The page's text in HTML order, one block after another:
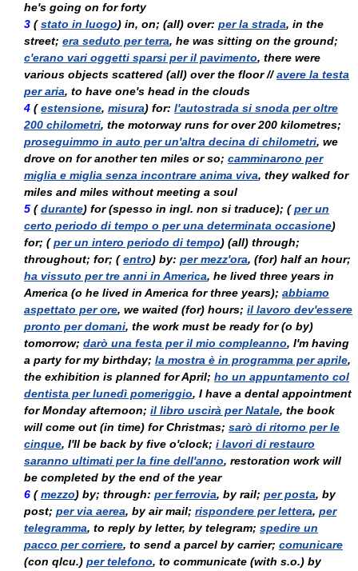
he's going on for forty
3 ( stato in luogo) in, on; (all) over: per la strada, in the
street; era seduto per terra, he was sitting on the ground;
c'erano vari oggetti sparsi per il pavimento, there were
various objects scattered (all) over the floor //avere la testa
per aria, to have one's head in the clouds
4 ( estensione, misura) for: l'autostrada si snoda per oltre
200 chilometri, the motorway runs for over 200 kilometres;
proseguimmo in auto per un'altra decina di chilometri, we
drove on for another ten miles or so; camminarono per
miglia e miglia senza incontrare anima viva, they walked for
miles and miles without meeting a soul
5 ( durante) for (spesso in ingl. non si traduce); ( per un
certo periodo di tempo o per una determinata occasione)
for; ( per un intero periodo di tempo) (all) through;
throughout; for; ( entro) by: per mezz'ora, (for) half an hour;
ha vissuto per tre anni in America, he lived three years in
America (o he lived in America for three years); abbiamo
aspettato per ore, we waited (for) hours; il lavoro dev'essere
pronto per domani, the work must be ready for (o by)
tomorrow; darò una festa per il mio compleanno, I'm having
a party for my birthday; la mostra è in programma per aprile,
the exhibition is planned for April; ho un appuntamento col
dentista per lunedì pomeriggio, I have a dental appointment
for Monday afternoon; il libro uscirà per Natale, the book
will come out (in time) for Christmas; sarò di ritorno per le
cinque, I'll be back by five o'clock; i lavori di restauro
saranno ultimati per la fine dell'anno, restoration work will
be completed by the end of the year
6 ( mezzo) by; through: per ferrovia, by rail; per posta, by
post; per via aerea, by air mail; rispondere per lettera, per
telegramma, to reply by letter, by telegram; spedire un
pacco per corriere, to send a parcel by carrier; comunicare
(con qlcu.) per telefono, to communicate (with s.o.) by